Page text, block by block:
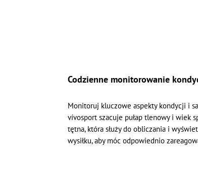
Codzienne monitorowanie
Monitoruj kluczowe aspekty kondycji i
vívosport szacuje pułap tlenowy i wiek
tętna, która służy do obliczania i
wysiłku, aby móc odpowiednio